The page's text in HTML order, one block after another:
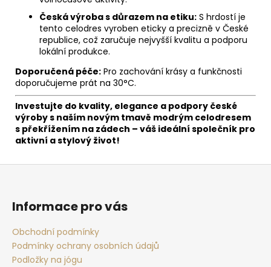
Česká výroba s důrazem na etiku: S hrdostí je
tento celodres vyroben eticky a precizně v České
republice, což zaručuje nejvyšší kvalitu a podporu
lokální produkce.
Doporučená péče: Pro zachování krásy a funkčnosti
doporučujeme prát na 30°C.
Investujte do kvality, elegance a podpory české
výroby s naším novým tmavě modrým celodresem
s překřížením na zádech – váš ideální společník pro
aktivní a stylový život!
Informace pro vás
Obchodní podmínky
Podmínky ochrany osobních údajů
Podložky na jógu